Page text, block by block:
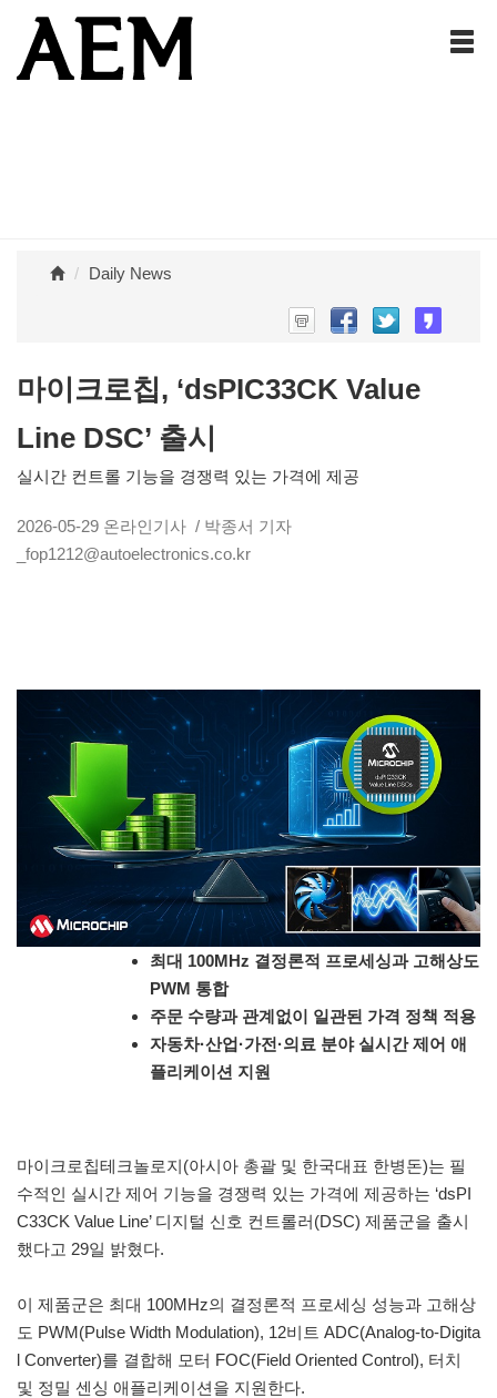
Daily News
마이크로칩, ‘dsPIC33CK Value
Line DSC’ 출시
실시간 컨트롤 기능을 경쟁력 있는 가격에 제공
2026-05-29 온라인기사 / 박종서 기자
_fop1212@autoelectronics.co.kr
최대 100MHz 결정론적 프로세싱과 고해상도
PWM 통합
주문 수량과 관계없이 일관된 가격 정책 적용
자동차·산업·가전·의료 분야 실시간 제어 애
플리케이션 지원
마이크로칩테크놀로지(아시아 총괄 및 한국대표 한병돈)는 필
수적인 실시간 제어 기능을 경쟁력 있는 가격에 제공하는 ‘dsPI
C33CK Value Line’ 디지털 신호 컨트롤러(DSC) 제품군을 출시
했다고 29일 밝혔다.
이 제품군은 최대 100MHz의 결정론적 프로세싱 성능과 고해상
도 PWM(Pulse Width Modulation), 12비트 ADC(Analog-to-Digita
l Converter)를 결합해 모터 FOC(Field Oriented Control), 터치
및 정밀 센싱 애플리케이션을 지원한다.